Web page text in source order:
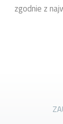
zgodnie z